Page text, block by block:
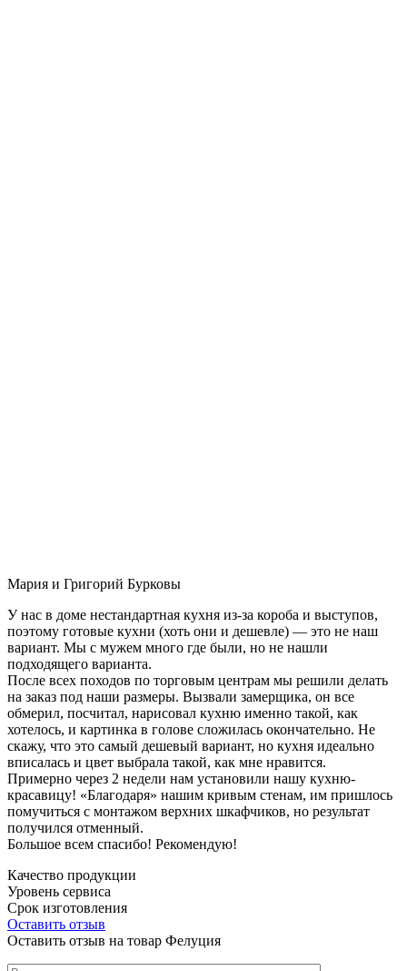
Мария и Григорий Бурковы
У нас в доме нестандартная кухня из-за короба и выступов,
поэтому готовые кухни (хоть они и дешевле) — это не наш
вариант. Мы с мужем много где были, но не нашли
подходящего варианта.
После всех походов по торговым центрам мы решили делать
на заказ под наши размеры. Вызвали замерщика, он все
обмерил, посчитал, нарисовал кухню именно такой, как
хотелось, и картинка в голове сложилась окончательно. Не
скажу, что это самый дешевый вариант, но кухня идеально
вписалась и цвет выбрала такой, как мне нравится.
Примерно через 2 недели нам установили нашу кухню-
красавицу! «Благодаря» нашим кривым стенам, им пришлось
помучиться с монтажом верхних шкафчиков, но результат
получился отменный.
Большое всем спасибо! Рекомендую!
Качество продукции
Уровень сервиса
Срок изготовления
Оставить отзыв
Оставить отзыв на товар Фелуция